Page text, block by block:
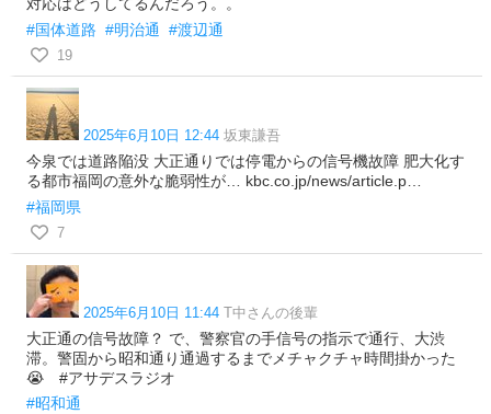
対応はどうしてるんだろう。。
#国体道路 #明治通 #渡辺通
19
2025年6月10日 12:44 坂東謙吾
今泉では道路陥没 大正通りでは停電からの信号機故障 肥大化す
る都市福岡の意外な脆弱性が… kbc.co.jp/news/article.p…
#福岡県
7
2025年6月10日 11:44 T中さんの後輩
大正通の信号故障？ で、警察官の手信号の指示で通行、大渋
滞。警固から昭和通り通過するまでメチャクチャ時間掛かった
😭 #アサデスラジオ
#昭和通